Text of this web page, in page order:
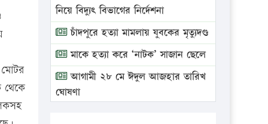
থেকে
নিয়ে বিদ্যুৎ বিভাগের নির্দেশনা
চাঁদপুরে হত্যা মামলায় যুবকের মৃত্যুদণ্ড
মাকে হত্যা করে ‘নাটক’ সাজান ছেলে
আগামী ২৮ মে ঈদুল আজহার তারিখ
ঘোষণা